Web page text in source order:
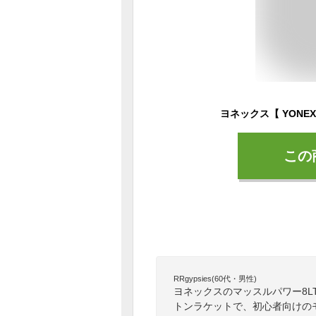
こ
RRgypsies(60代・男性)
ヨネックスのマッスルパワー
トンラケットで、初心者向け